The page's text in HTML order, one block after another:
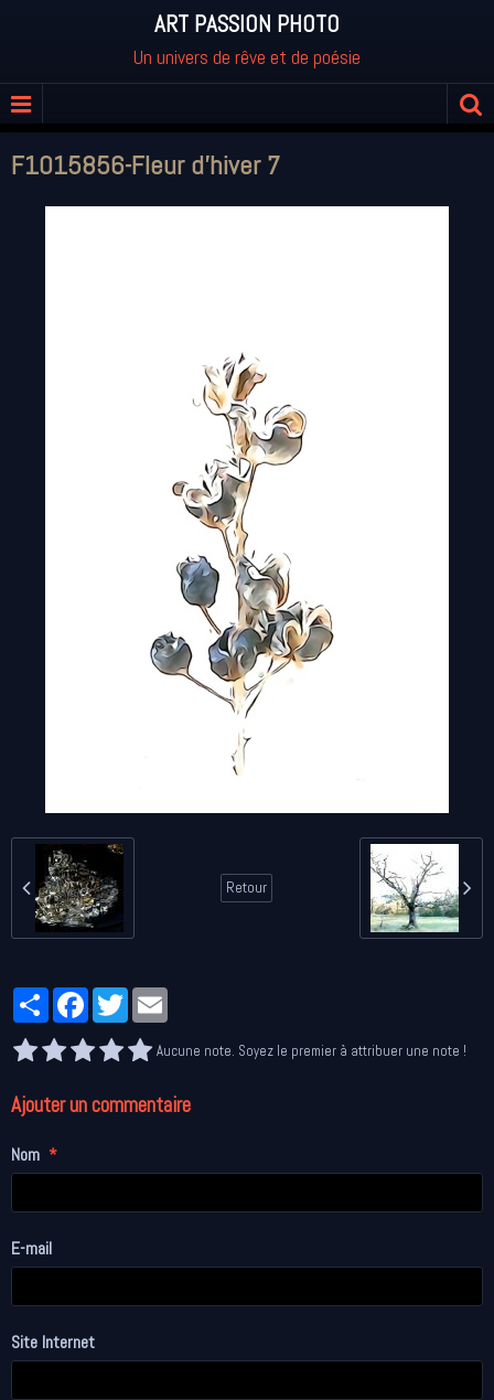
ART PASSION PHOTO
Un univers de rêve et de poésie
F1015856-Fleur d'hiver 7
Retour
PartagerFacebookTwitter
Aucune note. Soyez le premier à attribuer une note !
Ajouter un commentaire
Nom
E-mail
Site Internet